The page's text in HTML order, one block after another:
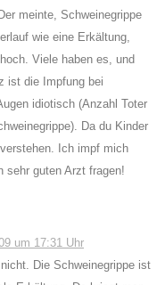
meinte, Schweinegrippe
wie eine Erkältung,
Viele haben es, und
ist die Impfung bei
idiotisch (Anzahl Toter
Da du Kinder
Ich impf mich
sehr guten Arzt fragen!
um 17:31 Uhr
Die Schweinegrippe ist